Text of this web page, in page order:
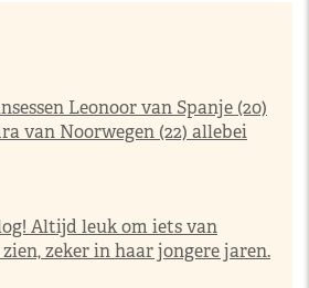
Leonoor van Spanje (20)
van Noorwegen (22) allebei
Altijd leuk om iets van
zeker in haar jongere jaren.